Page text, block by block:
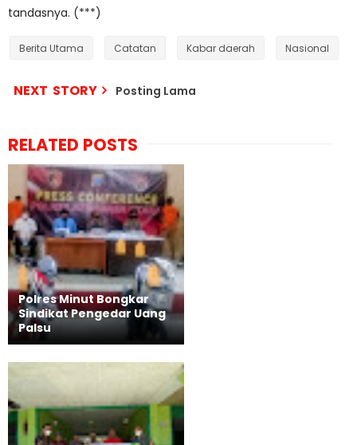
tandasnya. (***)
Berita Utama Catatan Kabar daerah Nasional
NEXT STORY Posting Lama
RELATED POSTS
Polres Minut Bongkar
Sindikat Pengedar Uang
Palsu